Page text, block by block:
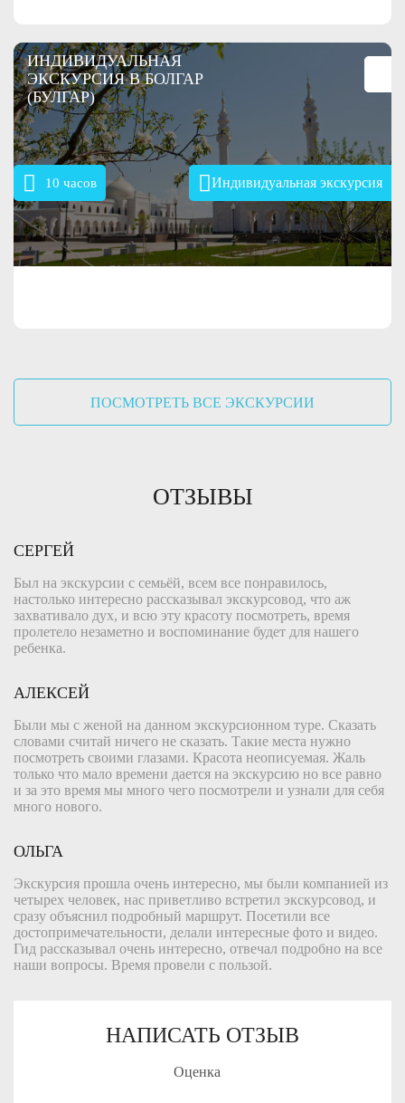
ИНДИВИДУАЛЬНАЯ
ЭКСКУРСИЯ В БОЛГАР
(БУЛГАР)
10 часов Индивидуальная экскурсия
ПОСМОТРЕТЬ ВСЕ ЭКСКУРСИИ
ОТЗЫВЫ
СЕРГЕЙ
Был на экскурсии с семьёй, всем все понравилось,
настолько интересно рассказывал экскурсовод, что аж
захвативало дух, и всю эту красоту посмотреть, время
пролетело незаметно и воспоминание будет для нашего
ребенка.
АЛЕКСЕЙ
Были мы с женой на данном экскурсионном туре. Сказать
словами считай ничего не сказать. Такие места нужно
посмотреть своими глазами. Красота неописуемая. Жаль
только что мало времени дается на экскурсию но все равно
и за это время мы много чего посмотрели и узнали для себя
много нового.
ОЛЬГА
Экскурсия прошла очень интересно, мы были компанией из
четырех человек, нас приветливо встретил экскурсовод, и
сразу объяснил подробный маршрут. Посетили все
достопримечательности, делали интересные фото и видео.
Гид рассказывал очень интересно, отвечал подробно на все
наши вопросы. Время провели с пользой.
НАПИСАТЬ ОТЗЫВ
Оценка